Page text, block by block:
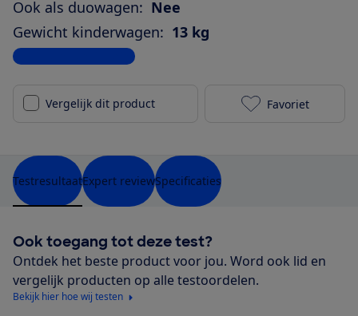
Ook als duowagen: Nee
Gewicht kinderwagen: 13 kg
Bekijk alle specificaties
Vergelijk dit product Cybex Priam
Favoriet
TestresultaatExpert reviewSpecificaties
Ook toegang tot deze test?
Ontdek het beste product voor jou. Word ook lid en
vergelijk producten op alle testoordelen.
Bekijk hier hoe wij testen